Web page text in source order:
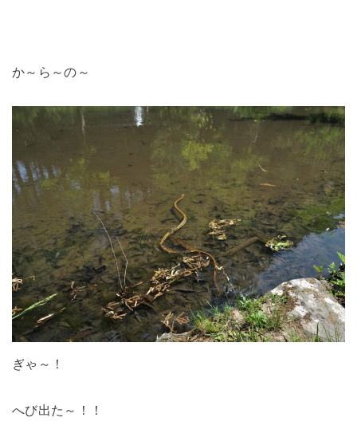
か～ら～の～
ぎゃ～！
へび出た～！！